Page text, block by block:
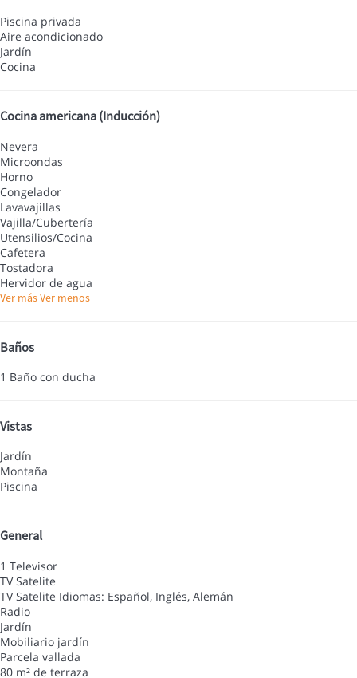
Piscina privada
Aire acondicionado
Jardín
Cocina
Cocina americana (Inducción)
Nevera
Microondas
Horno
Congelador
Lavavajillas
Vajilla/Cubertería
Utensilios/Cocina
Cafetera
Tostadora
Hervidor de agua
Ver másVer menos
Baños
1 Baño con ducha
Vistas
Jardín
Montaña
Piscina
General
1 Televisor
TV Satelite
TV Satelite Idiomas: Español, Inglés, Alemán
Radio
Jardín
Mobiliario jardín
Parcela vallada
80 m² de terraza